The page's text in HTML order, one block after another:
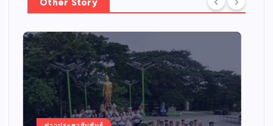
Other Story
ข่าวประชาสัมพันธ์